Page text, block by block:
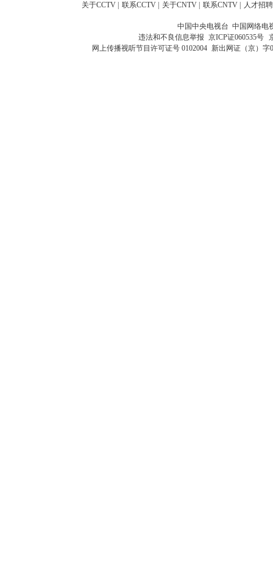
关于CCTV 联系CCTV 关于CNTV 联系CNTV 人才招聘
中国中央电视台 中国网络电
违法和不良信息举报 京ICP证060535号
网上传播视听节目许可证号 0102004 新出网证（京）